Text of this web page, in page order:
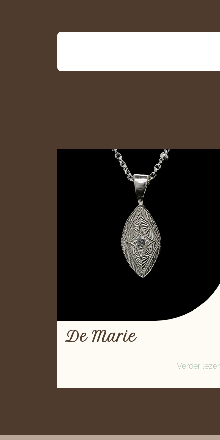
De Marie
Verder